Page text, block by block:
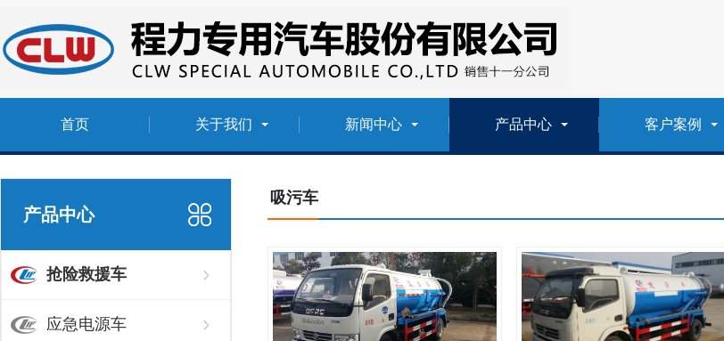
首页 关于我们 新闻中心 产品中心 客户案例
产品中心
抢险救援车
应急电源车
吸污车